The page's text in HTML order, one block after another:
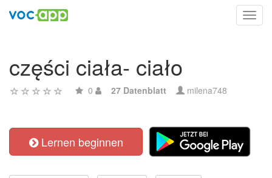
części ciała- ciało
0 27 Datenblatt milena748
Lernen beginnen